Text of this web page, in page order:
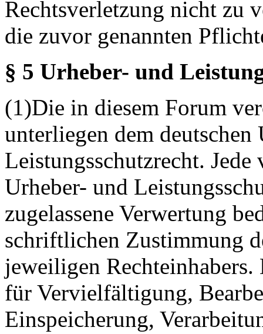
Rechtsverletzung nicht zu
die zuvor genannten
§ 5 Urheber- und
(1)Die in diesem Forum
unterliegen dem deutschen
Leistungsschutzrecht. Jede
Urheber- und
zugelassene Verwertung
schriftlichen Zustimmung
jeweiligen
für Vervielfältigung,
Einspeicherung,